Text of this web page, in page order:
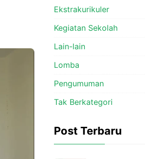
Ekstrakurikuler
Kegiatan Sekolah
Lain-lain
Lomba
Pengumuman
Tak Berkategori
Post Terbaru